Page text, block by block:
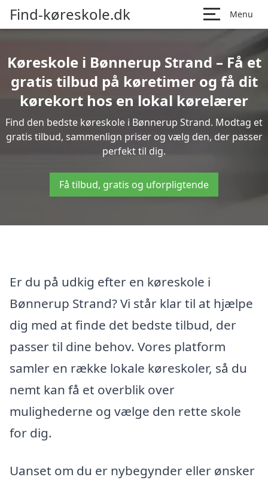
Find-køreskole.dk Menu
Køreskole i Bønnerup Strand – Få et
gratis tilbud på køretimer og få dit
kørekort hos en lokal kørelærer
Find den bedste køreskole i Bønnerup Strand. Modtag et
gratis tilbud, sammenlign priser og vælg den, der passer
perfekt til dig.
Få tilbud, gratis og uforpligtende
Er du på udkig efter en køreskole i
Bønnerup Strand? Vi står klar til at hjælpe
dig med at finde det bedste tilbud, der
passer til dine behov. Vores platform
samler en række lokale køreskoler, så du
nemt kan få et overblik over
mulighederne og vælge den rette skole
for dig.
Uanset om du er nybegynder eller ønsker